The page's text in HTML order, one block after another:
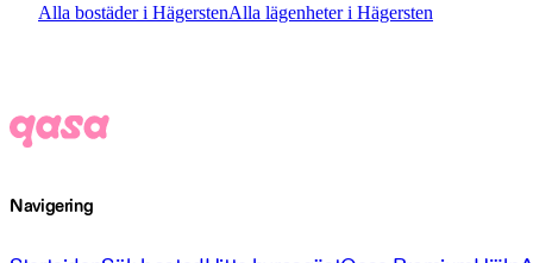
Alla bostäder i HägerstenAlla lägenheter i Hägersten
Navigering